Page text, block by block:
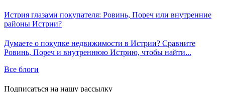
Истрия глазами покупателя: Ровинь, Пореч или внутренние
районы Истрии?
Думаете о покупке недвижимости в Истрии? Сравните
Ровинь, Пореч и внутреннюю Истрию, чтобы найти...
Все блоги
Подписаться на нашу рассылку